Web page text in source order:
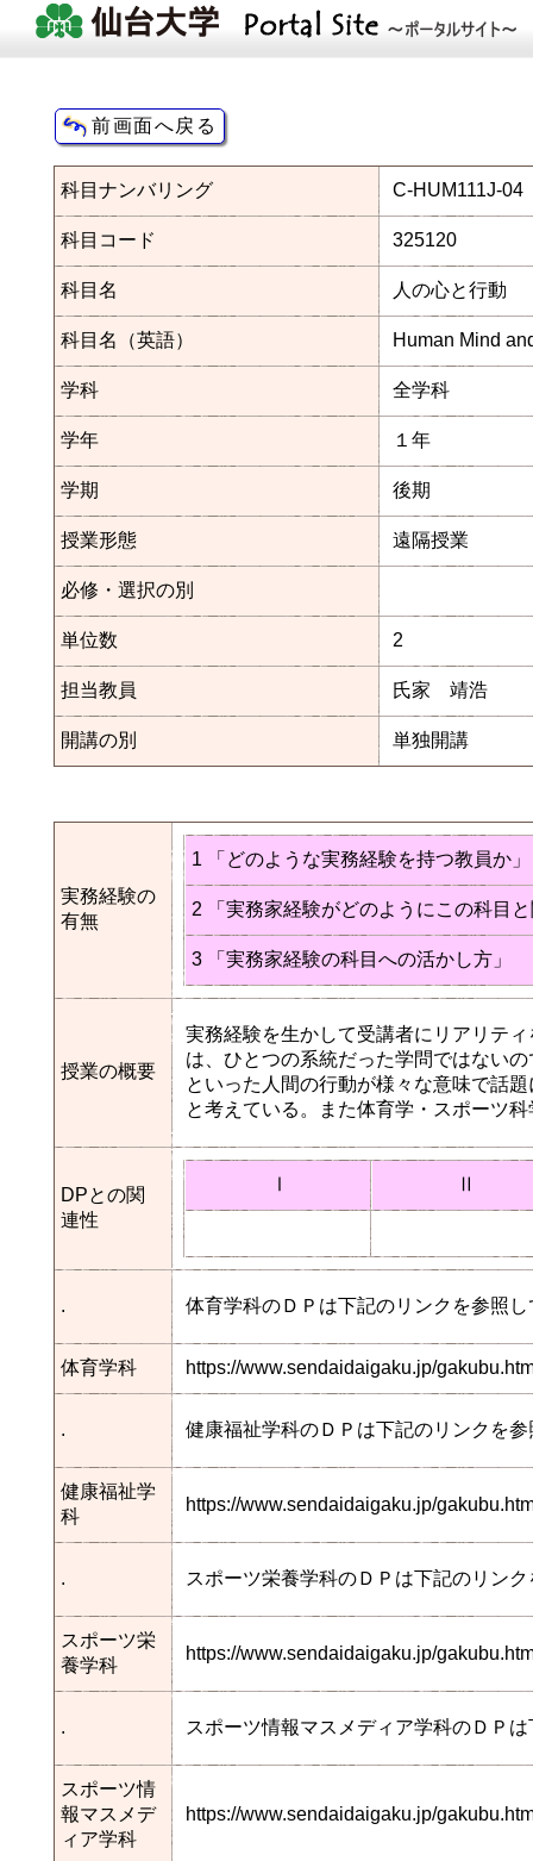
科目ナンバリング C-HUM111J-04
科目コード 325120
科目名 人の心と行動
科目名（英語） Human Mind
学科 全学科
学年 １年
学期 後期
授業形態 遠隔授業
必修・選択の別
単位数 2
担当教員 氏家 靖浩
開講の別 単独開講
実務経験の
有無
1 「どのような実務経験を持つ教員か」
2 「実務家経験がどのようにこの科目
3 「実務家経験の科目への活かし方」
授業の概要
実務経験を生かして受講者にリアリテ
は、ひとつの系統だった学問ではない
といった人間の行動が様々な意味で話
と考えている。また体育学・スポーツ
DPとの関
連性
Ⅰ Ⅱ
. 体育学科のＤＰは下記のリンクを参照
体育学科 https://www.sendaidaigaku.jp/
. 健康福祉学科のＤＰは下記のリンクを
健康福祉学
科
https://www.sendaidaigaku.jp/
. スポーツ栄養学科のＤＰは下記のリン
スポーツ栄
養学科
https://www.sendaidaigaku.jp/
. スポーツ情報マスメディア学科のＤＰ
スポーツ情
報マスメデ
ィア学科
https://www.sendaidaigaku.jp/